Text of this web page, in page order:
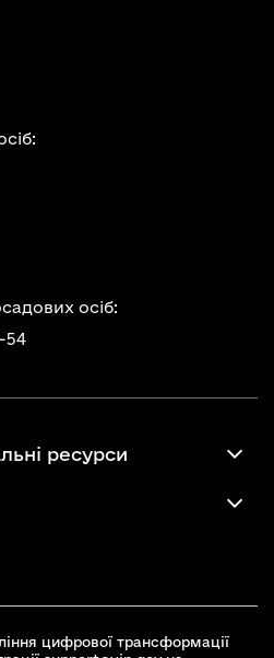
осіб:
54
ресурси
цифрової трансформації